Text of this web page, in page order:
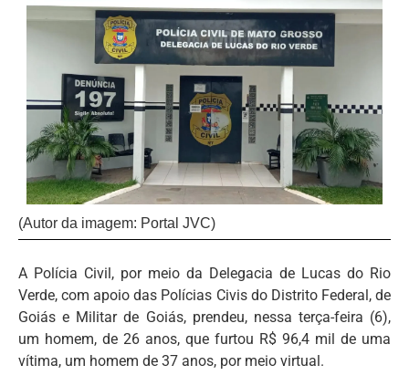
(Autor da imagem: Portal JVC)
A Polícia Civil, por meio da Delegacia de Lucas do Rio
Verde, com apoio das Polícias Civis do Distrito Federal, de
Goiás e Militar de Goiás, prendeu, nessa terça-feira (6),
um homem, de 26 anos, que furtou R$ 96,4 mil de uma
vítima, um homem de 37 anos, por meio virtual.